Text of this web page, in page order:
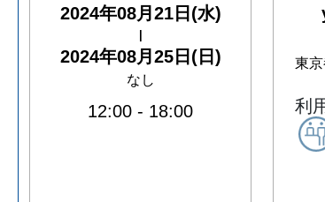
2024年08月21日(水)
2024年08月25日(日)
なし
12:00 - 18:00
東
利